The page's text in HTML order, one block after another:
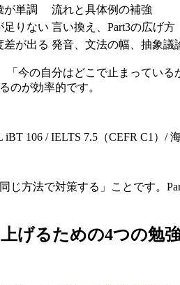
が単調 流れと具体例の補強
足りない 言い換え、Part3の広げ方
差が出る 発音、文法の幅、抽象議
「今の自分はどこで止まってい
のが効率的です。
iBT 106 / IELTS 7.5（CEFR C1）/
じ方法で対策する」ことです。
げるための4つの勉